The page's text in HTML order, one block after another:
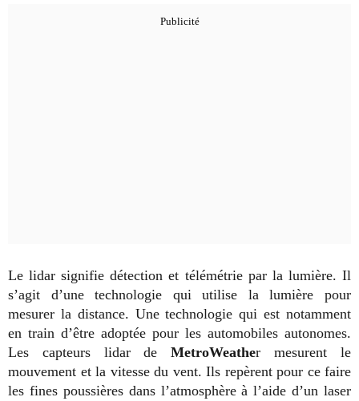
Le lidar signifie détection et télémétrie par la lumière. Il
s’agit d’une technologie qui utilise la lumière pour
mesurer la distance. Une technologie qui est notamment
en train d’être adoptée pour les automobiles autonomes.
Les capteurs lidar deMetroWeather mesurent le
mouvement et la vitesse du vent. Ils repèrent pour ce faire
les fines poussières dans l’atmosphère à l’aide d’un laser